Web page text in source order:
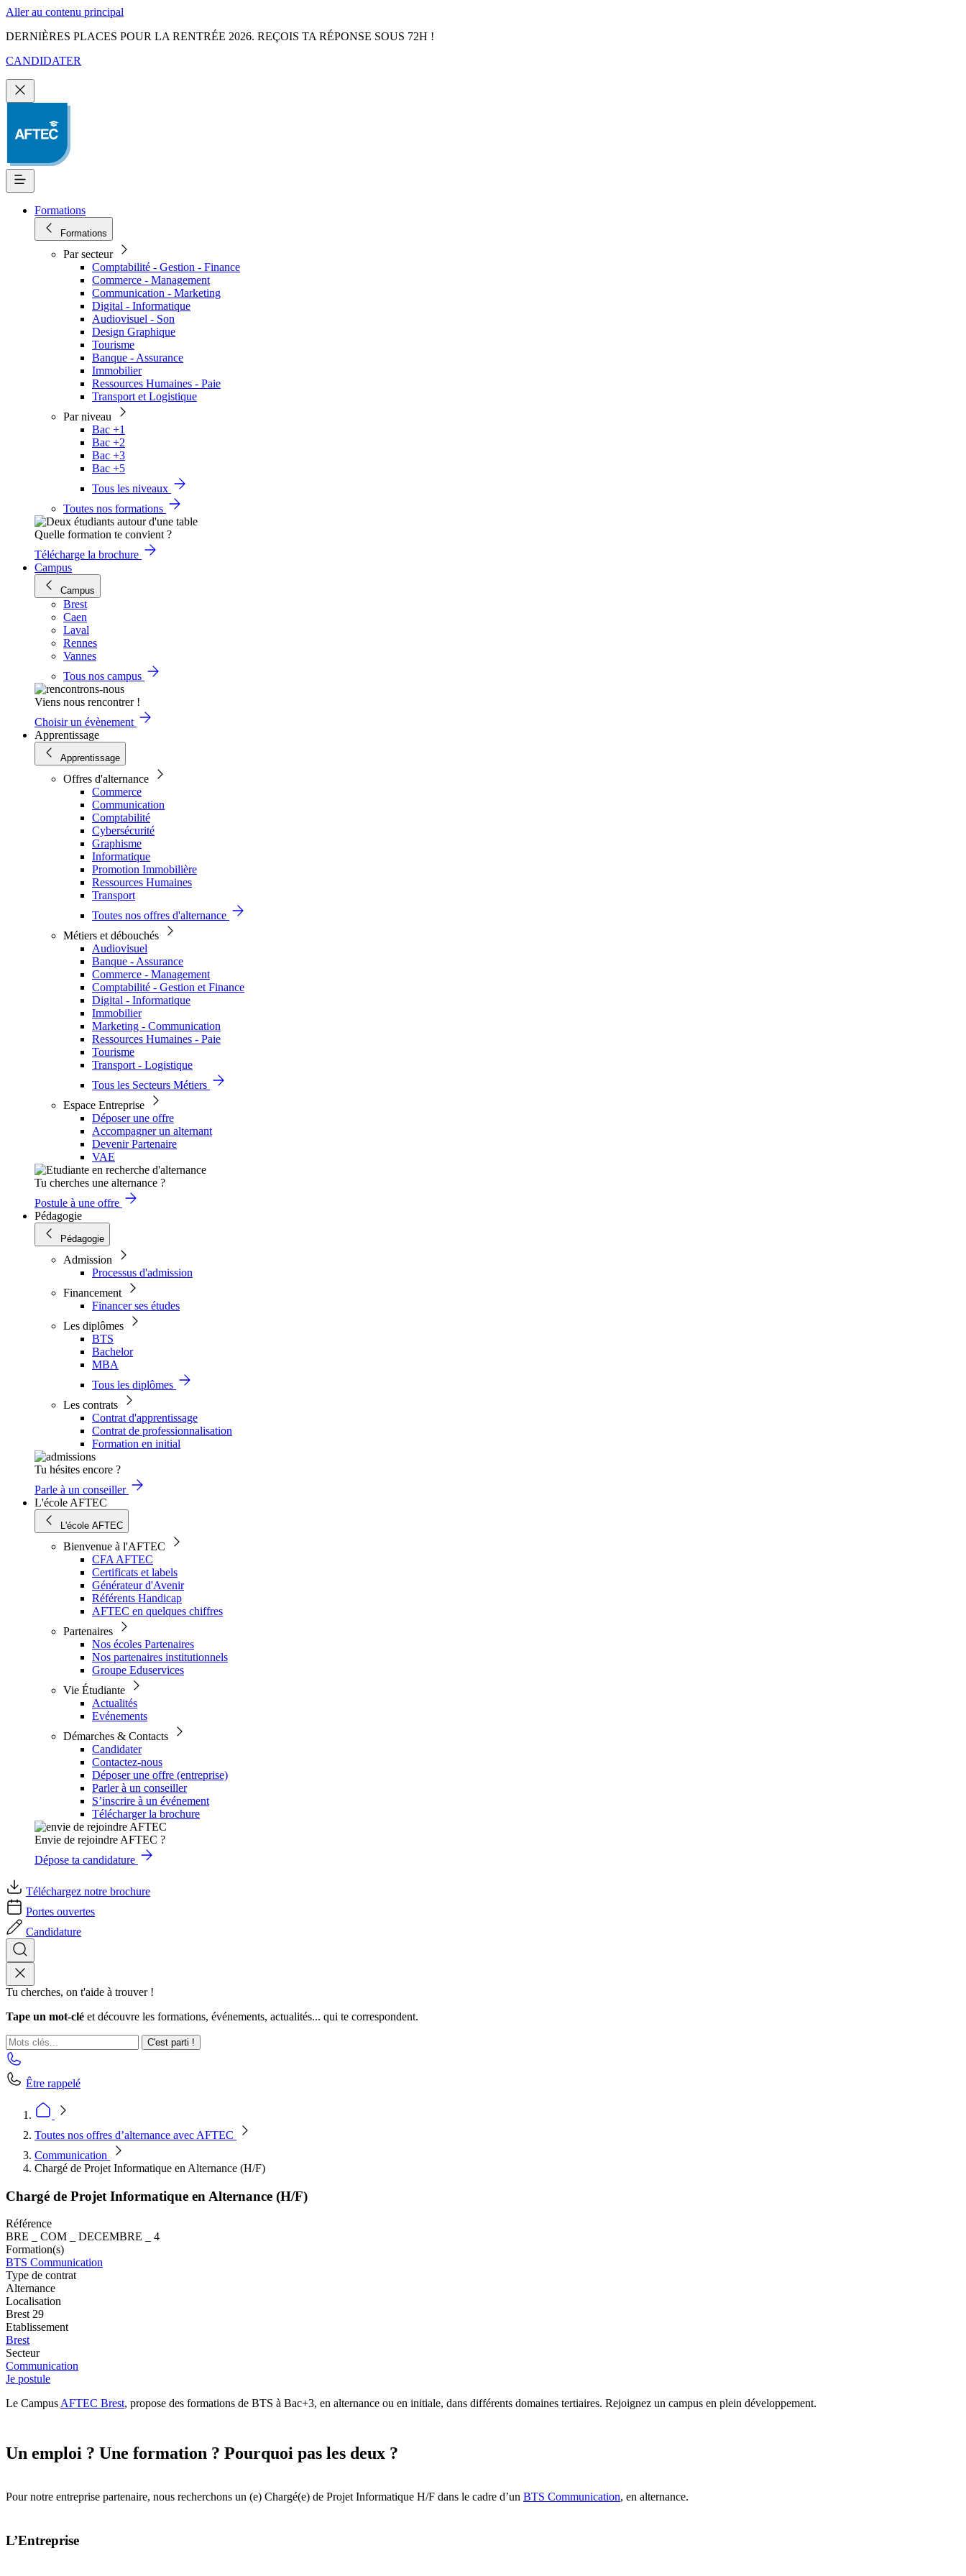
Aller au contenu principal
DERNIÈRES PLACES POUR LA RENTRÉE 2026. REÇOIS TA RÉPONSE SOUS 72H !
CANDIDATER
Formations
Formations
Par secteur
Comptabilité - Gestion - Finance
Commerce - Management
Communication - Marketing
Digital - Informatique
Audiovisuel - Son
Design Graphique
Tourisme
Banque - Assurance
Immobilier
Ressources Humaines - Paie
Transport et Logistique
Par niveau
Bac +1
Bac +2
Bac +3
Bac +5
Tous les niveaux
Toutes nos formations
Quelle formation te convient ?
Télécharge la brochure
Campus
Campus
Brest
Caen
Laval
Rennes
Vannes
Tous nos campus
Viens nous rencontrer !
Choisir un évènement
Apprentissage
Apprentissage
Offres d'alternance
Commerce
Communication
Comptabilité
Cybersécurité
Graphisme
Informatique
Promotion Immobilière
Ressources Humaines
Transport
Toutes nos offres d'alternance
Métiers et débouchés
Audiovisuel
Banque - Assurance
Commerce - Management
Comptabilité - Gestion et Finance
Digital - Informatique
Immobilier
Marketing - Communication
Ressources Humaines - Paie
Tourisme
Transport - Logistique
Tous les Secteurs Métiers
Espace Entreprise
Déposer une offre
Accompagner un alternant
Devenir Partenaire
VAE
Tu cherches une alternance ?
Postule à une offre
Pédagogie
Pédagogie
Admission
Processus d'admission
Financement
Financer ses études
Les diplômes
BTS
Bachelor
MBA
Tous les diplômes
Les contrats
Contrat d'apprentissage
Contrat de professionnalisation
Formation en initial
Tu hésites encore ?
Parle à un conseiller
L'école AFTEC
L'école AFTEC
Bienvenue à l'AFTEC
CFA AFTEC
Certificats et labels
Générateur d'Avenir
Référents Handicap
AFTEC en quelques chiffres
Partenaires
Nos écoles Partenaires
Nos partenaires institutionnels
Groupe Eduservices
Vie Étudiante
Actualités
Evénements
Démarches & Contacts
Candidater
Contactez-nous
Déposer une offre (entreprise)
Parler à un conseiller
S’inscrire à un événement
Télécharger la brochure
Envie de rejoindre AFTEC ?
Dépose ta candidature
Téléchargez notre brochure
Portes ouvertes
Candidature
Tu cherches, on t'aide à trouver !
Tape un mot-clé et découvre les formations, événements, actualités... qui te correspondent.
C'est parti !
Être rappelé
Toutes nos offres d’alternance avec AFTEC
Communication
Chargé de Projet Informatique en Alternance (H/F)
Chargé de Projet Informatique en Alternance (H/F)
Référence
BRE _ COM _ DECEMBRE _ 4
Formation(s)
BTS Communication
Type de contrat
Alternance
Localisation
Brest 29
Etablissement
Brest
Secteur
Communication
Je postule
Le CampusAFTEC Brest, propose des formations de BTS à Bac+3, en alternance ou en initiale, dans différents domaines tertiaires. Rejoignez un campus en plein développement.
Un emploi ? Une formation ? Pourquoi pas les deux ?
Pour notre entreprise partenaire, nous recherchons un (e) Chargé(e) de Projet Informatique H/F dans le cadre d’un BTS Communication, en alternance.
L’Entreprise